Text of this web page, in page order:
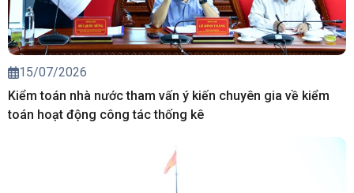
15/07/2026
Kiểm toán nhà nước tham vấn ý kiến chuyên gia về kiểm
toán hoạt động công tác thống kê